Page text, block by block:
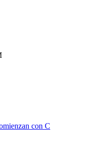
con C